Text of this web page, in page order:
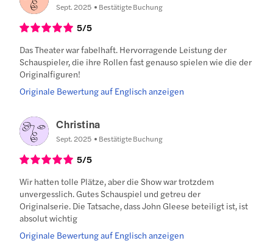
Sept. 2025 Bestätigte Buchung
5/5
Das Theater war fabelhaft. Hervorragende Leistung der
Schauspieler, die ihre Rollen fast genauso spielen wie die der
Originalfiguren!
Originale Bewertung auf Englisch anzeigen
Christina
Sept. 2025 Bestätigte Buchung
5/5
Wir hatten tolle Plätze, aber die Show war trotzdem
unvergesslich. Gutes Schauspiel und getreu der
Originalserie. Die Tatsache, dass John Gleese beteiligt ist, ist
absolut wichtig
Originale Bewertung auf Englisch anzeigen